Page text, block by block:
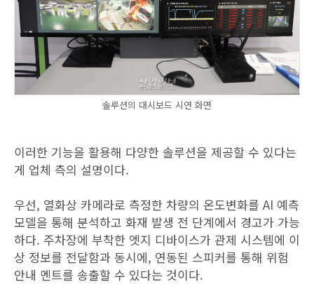
솔루션의 대시보드 시연 화면
이러한 기능을 활용해 다양한 솔루션을 제공할 수 있다는
게 업체 측의 설명이다.
우선, 열화상 카메라로 측정한 차량의 온도변화를 AI 예측
모델을 통해 분석하고 화재 발생 전 단계에서 경고가 가능
하다. 주차장에 부착한 엣지 디바이스가 관제 시스템에 이
상 정보를 전달함과 동시에, 연동된 스피커를 통해 위험
안내 멘트를 송출할 수 있다는 것이다.